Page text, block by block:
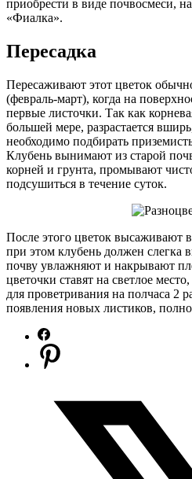
приобрести в виде почвосмеси,
«Фиалка».
Пересадка
Пересаживают этот цветок
(февраль-март), когда на
первые листочки. Так как
большей мере, разрастается
необходимо подбирать
Клубень вынимают из старой
корней и грунта, промывают
подсушиться в течение суток.
После этого цветок высаживают
при этом клубень должен слегка
почву увлажняют и накрывают
цветочки ставят на светлое
для проветривания на полчаса 2
появления новых листиков,